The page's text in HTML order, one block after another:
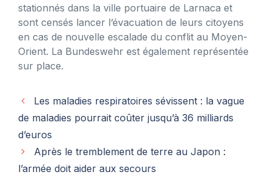
stationnés dans la ville portuaire de Larnaca et
sont censés lancer l’évacuation de leurs citoyens
en cas de nouvelle escalade du conflit au Moyen-
Orient. La Bundeswehr est également représentée
sur place.
Les maladies respiratoires sévissent : la vague
de maladies pourrait coûter jusqu’à 36 milliards
d’euros
Après le tremblement de terre au Japon :
l’armée doit aider aux secours